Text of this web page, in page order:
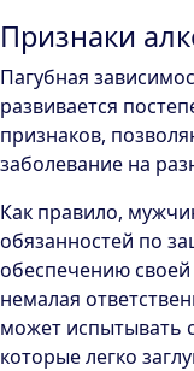
Признаки
Пагубная
развивается
признаков,
заболевание на
Как правило,
обязанностей по
обеспечению
немалая
может испытывать
которые легко